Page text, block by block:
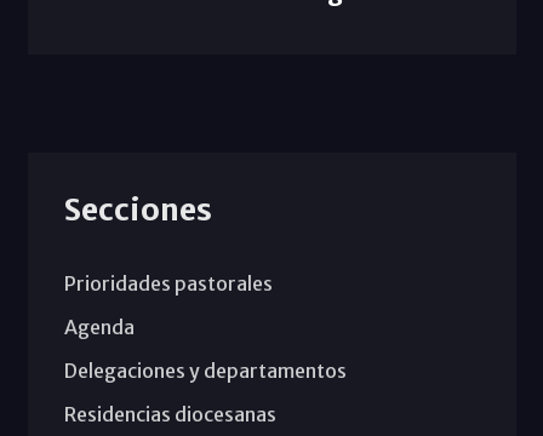
Secciones
Prioridades pastorales
Agenda
Delegaciones y departamentos
Residencias diocesanas